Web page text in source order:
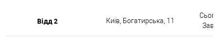
Відд 2 Київ, Богатирська, 11